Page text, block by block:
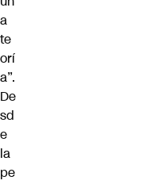
a
te
orí
a”.
De
sd
e
la
pe